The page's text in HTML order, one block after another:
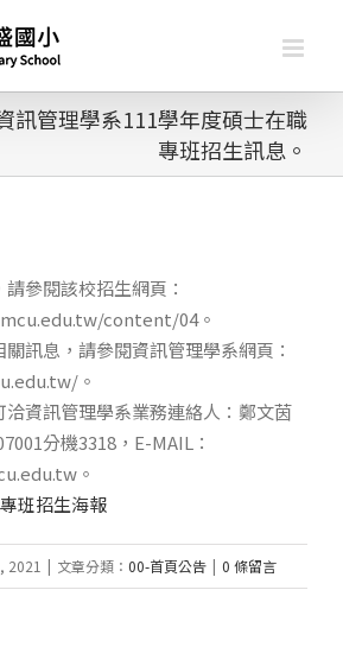
訊管理學系111學年度碩士在職
專班招生訊息。
參閱該校招生網頁：
content/04。
訊息，請參閱資訊管理學系網頁：
。
洽資訊管理學系業務連絡人：鄭文茵
分機3318，E-MAIL：
。
班招生海報
2021 | 文章分類： 00-首頁公告 | 0 條留言